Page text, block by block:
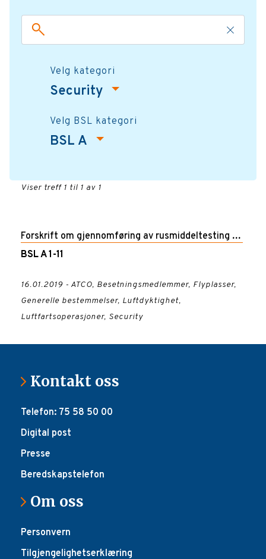
Velg kategori
Security
Velg BSL kategori
BSL A
Viser treff 1 til 1 av 1
Forskrift om gjennomføring av rusmiddeltesting og
forbud mot å tjenestegjøre i ruspåvirket tilstand
for flyteknisk personell, personell i
flysikringstjenesten og i bakketjenesten
BSL A 1-11
16.01.2019 - ATCO, Besetningsmedlemmer, Flyplasser,
Generelle bestemmelser, Luftdyktighet,
Luftfartsoperasjoner, Security
Kontakt oss
Telefon: 75 58 50 00
Digital post
Presse
Beredskapstelefon
Om oss
Personvern
Tilgjengelighetserklæring